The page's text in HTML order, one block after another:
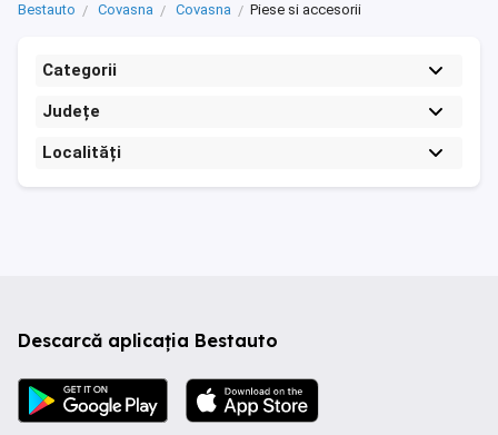
Bestauto Covasna Covasna Piese si accesorii
Categorii
Județe
Localități
Descarcă aplicația Bestauto